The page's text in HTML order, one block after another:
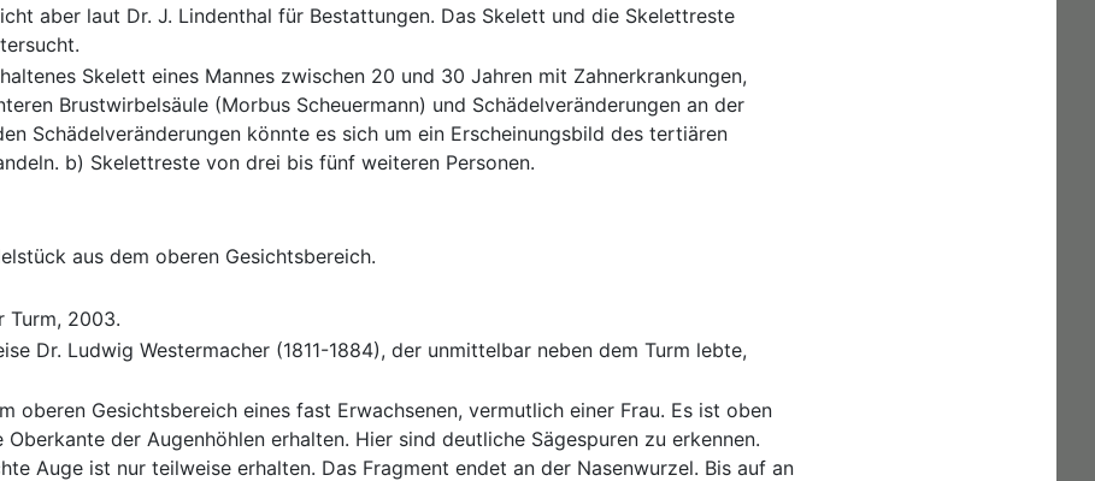
aber laut Dr. J. Lindenthal für Bestattungen. Das Skelett und die Skelettreste
Skelett eines Mannes zwischen 20 und 30 Jahren mit Zahnerkrankungen,
Brustwirbelsäule (Morbus Scheuermann) und Schädelveränderungen an der
Schädelveränderungen könnte es sich um ein Erscheinungsbild des tertiären
b) Skelettreste von drei bis fünf weiteren Personen.
aus dem oberen Gesichtsbereich.
Turm, 2003.
Dr. Ludwig Westermacher (1811-1884), der unmittelbar neben dem Turm lebte,
oberen Gesichtsbereich eines fast Erwachsenen, vermutlich einer Frau. Es ist oben
der Augenhöhlen erhalten. Hier sind deutliche Sägespuren zu erkennen.
Auge ist nur teilweise erhalten. Das Fragment endet an der Nasenwurzel. Bis auf an